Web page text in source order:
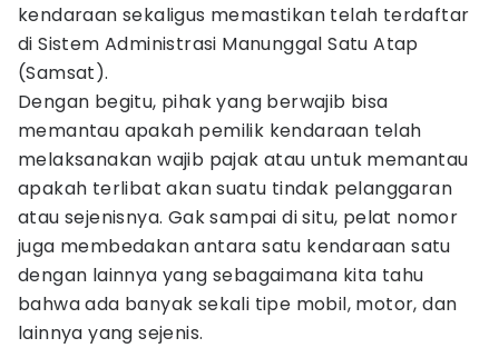
kendaraan sekaligus memastikan telah terdaftar
di Sistem Administrasi Manunggal Satu Atap
(Samsat).
Dengan begitu, pihak yang berwajib bisa
memantau apakah pemilik kendaraan telah
melaksanakan wajib pajak atau untuk memantau
apakah terlibat akan suatu tindak pelanggaran
atau sejenisnya. Gak sampai di situ, pelat nomor
juga membedakan antara satu kendaraan satu
dengan lainnya yang sebagaimana kita tahu
bahwa ada banyak sekali tipe mobil, motor, dan
lainnya yang sejenis.